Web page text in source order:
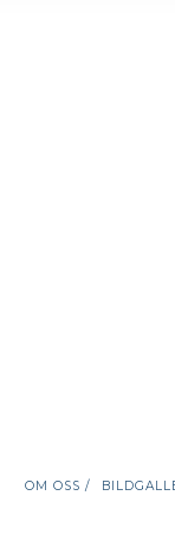
OM OSS /